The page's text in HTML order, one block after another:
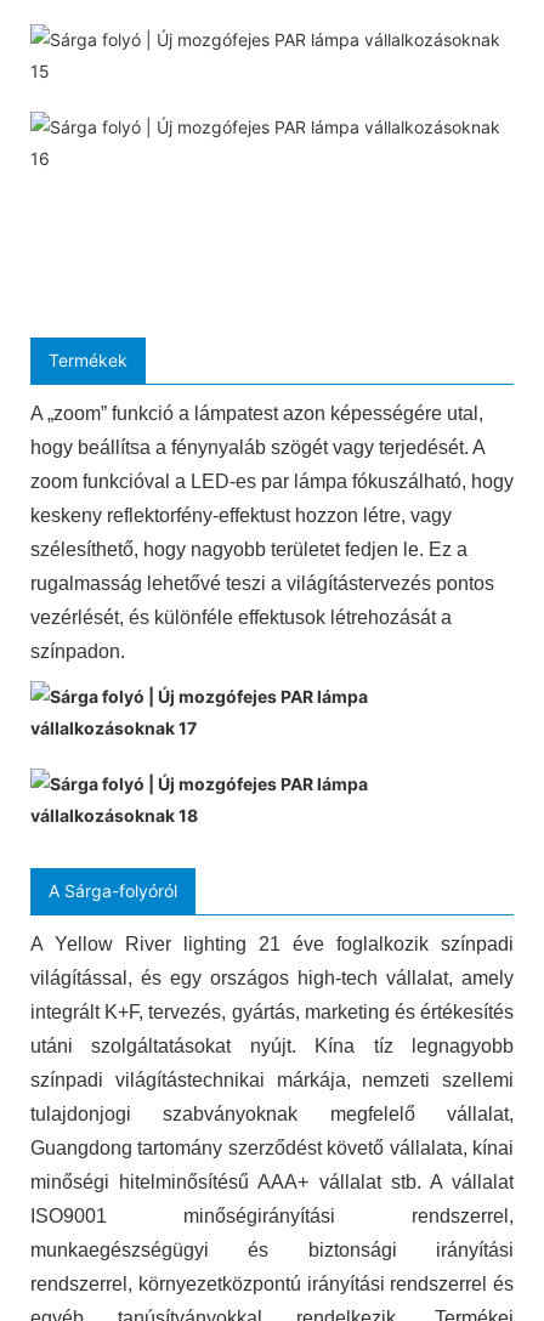
Termékek
A „zoom” funkció a lámpatest azon képességére utal,
hogy beállítsa a fénynyaláb szögét vagy terjedését. A
zoom funkcióval a LED-es par lámpa fókuszálható, hogy
keskeny reflektorfény-effektust hozzon létre, vagy
szélesíthető, hogy nagyobb területet fedjen le. Ez a
rugalmasság lehetővé teszi a világítástervezés pontos
vezérlését, és különféle effektusok létrehozását a
színpadon.
A Sárga-folyóról
A Yellow River lighting 21 éve foglalkozik színpadi
világítással, és egy országos high-tech vállalat, amely
integrált K+F, tervezés, gyártás, marketing és értékesítés
utáni szolgáltatásokat nyújt. Kína tíz legnagyobb
színpadi világítástechnikai márkája, nemzeti szellemi
tulajdonjogi szabványoknak megfelelő vállalat,
Guangdong tartomány szerződést követő vállalata, kínai
minőségi hitelminősítésű AAA+ vállalat stb. A vállalat
ISO9001 minőségirányítási rendszerrel,
munkaegészségügyi és biztonsági irányítási
rendszerrel, környezetközpontú irányítási rendszerrel és